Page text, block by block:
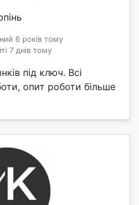
6 років тому
7 днів тому
під ключ. Всі
опит роботи більше